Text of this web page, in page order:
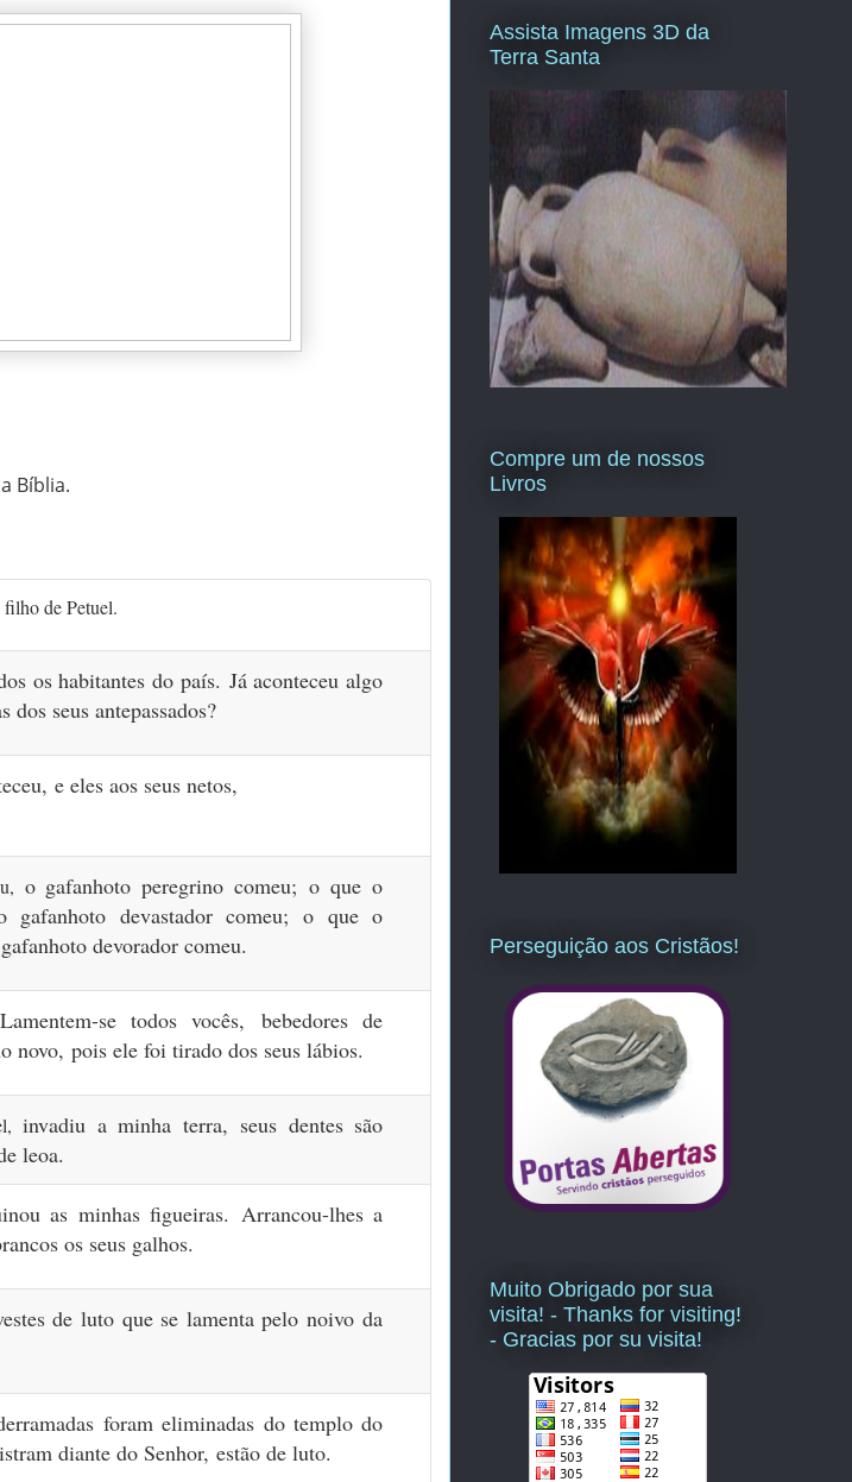
Bíblia.
de Petuel.
os habitantes do país. Já aconteceu algo
dos seus antepassados?
e eles aos seus netos,
o gafanhoto peregrino comeu;o que o
gafanhoto devastador comeu;o que o
devorador comeu.
Lamentem-se todos vocês, bebedores de
novo, pois ele foi tirado dos seus lábios.
invadiu a minha terra, seus dentes são
leoa.
as minhas figueiras. Arrancou-lhes a
os seus galhos.
de lutoque se lamenta pelo noivoda
foram eliminadas do templo do
diante do Senhor, estão de luto.
Assista Imagens 3D da
Terra Santa
Compre um de nossos
Livros
Perseguição aos Cristãos!
Muito Obrigado por sua
visita! - Thanks for visiting!
- Gracias por su visita!